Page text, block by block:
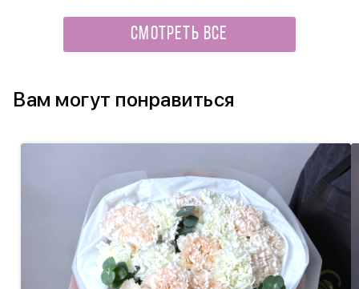
СМОТРЕТЬ ВСЕ
Вам могут понравиться